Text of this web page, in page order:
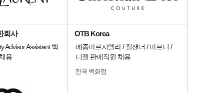
회사
Advisor Assistant 백
용
OTB Korea
메종마르지엘라 / 질샌더 / 마르니 /
디젤 판매직원 채용
전국 백화점